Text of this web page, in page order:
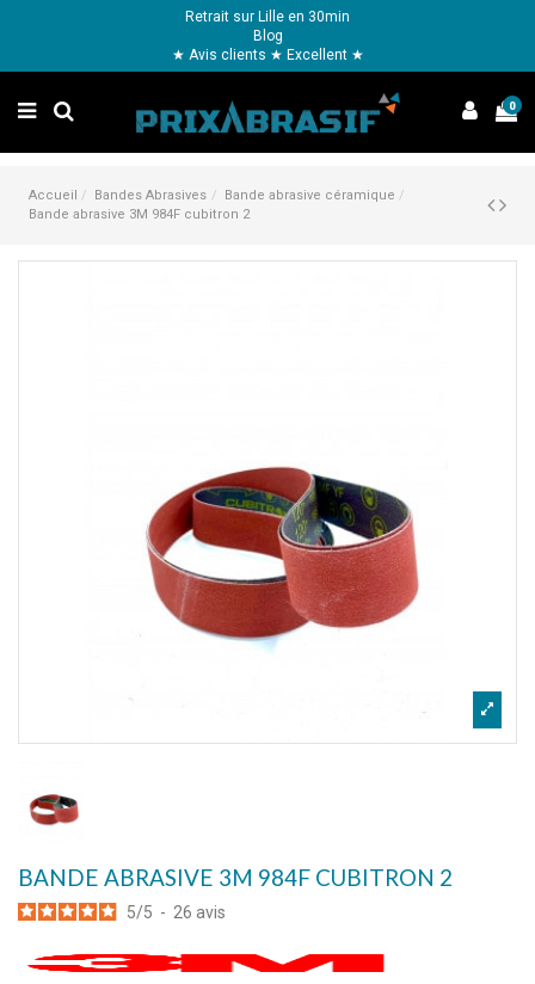
Retrait sur Lille en 30min
Blog
★ Avis clients ★ Excellent ★
0
Accueil Bandes Abrasives
Bande abrasive céramique
Bande abrasive 3M 984F cubitron 2
BANDE ABRASIVE 3M 984F CUBITRON 2
5/5 - 26 avis